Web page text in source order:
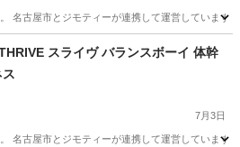
名古屋市とジモティーが連携して運営してい
スライヴ バランスボーイ 体幹
7月3日
名古屋市とジモティーが連携して運営していま